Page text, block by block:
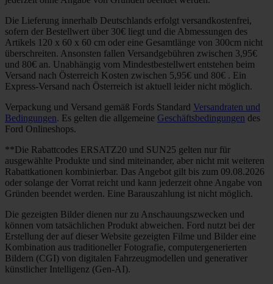
Die Lieferung innerhalb Deutschlands erfolgt versandkostenfrei,
sofern der Bestellwert über 30€ liegt und die Abmessungen des
Artikels 120 x 60 x 60 cm oder eine Gesamtlänge von 300cm nicht
überschreiten. Ansonsten fallen Versandgebühren zwischen 3,95€
und 80€ an. Unabhängig vom Mindestbestellwert entstehen beim
Versand nach Österreich Kosten zwischen 5,95€ und 80€ . Ein
Express-Versand nach Österreich ist aktuell leider nicht möglich.
Verpackung und Versand gemäß Fords Standard Versandraten und
Bedingungen. Es gelten die allgemeine Geschäftsbedingungen des
Ford Onlineshops.
**Die Rabattcodes ERSATZ20 und SUN25 gelten nur für
ausgewählte Produkte und sind miteinander, aber nicht mit weiteren
Rabattkationen kombinierbar. Das Angebot gilt bis zum 09.08.2026
oder solange der Vorrat reicht und kann jederzeit ohne Angabe von
Gründen beendet werden. Eine Barauszahlung ist nicht möglich.
Die gezeigten Bilder dienen nur zu Anschauungszwecken und
können vom tatsächlichen Produkt abweichen. Ford nutzt bei der
Erstellung der auf dieser Website gezeigten Filme und Bilder eine
Kombination aus traditioneller Fotografie, computergenerierten
Bildern (CGI) von digitalen Fahrzeugmodellen und generativer
künstlicher Intelligenz (Gen-AI).